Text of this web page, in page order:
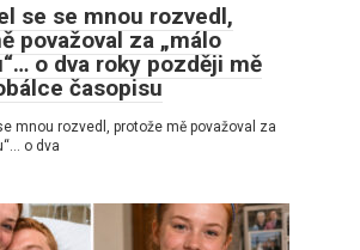
se se mnou rozvedl,
považoval za „málo
o dva roky později mě
časopisu
mnou rozvedl, protože mě považoval za
o dva